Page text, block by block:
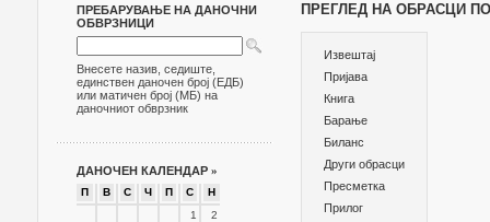
ПРЕБАРУВАЊЕ НА ДАНОЧНИ
ОБВРЗНИЦИ
Внесете назив, седиште,
единствен даночен број (ЕДБ)
или матичен број (МБ) на
даночниот обврзник
ДАНОЧЕН КАЛЕНДАР »
П В С Ч П С
Н
1
2
ПРЕГЛЕД НА ОБРАСЦИ
Извештај
Пријава
Книга
Барање
Биланс
Други обрасци
Пресметка
Прилог